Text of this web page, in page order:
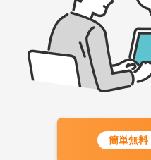
簡単無料